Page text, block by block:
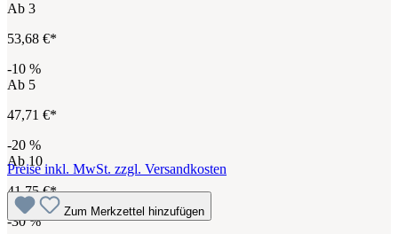
Ab 3
53,68 €*
-10 %
Ab 5
47,71 €*
-20 %
Ab10
41,75 €*
-30%
Preise inkl. MwSt. zzgl. Versandkosten
Zum Merkzettel hinzufügen